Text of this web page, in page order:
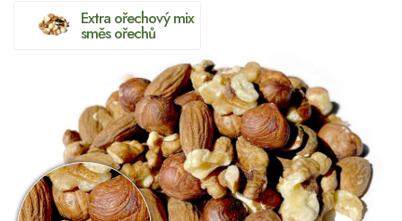
Extra ořechový mix
směs ořechů